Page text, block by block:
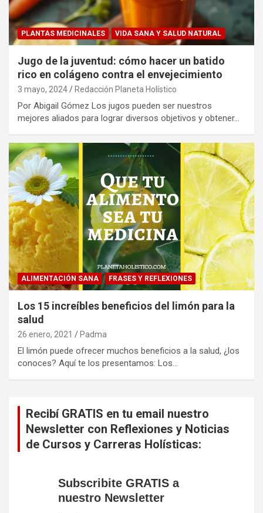
PLANTAS MEDICINALES VIDA SANA Y SALUD NATURAL
Jugo de la juventud: cómo hacer un batido
rico en colágeno contra el envejecimiento
3 mayo, 2024 Redacción Planeta Holístico
Por Abigail Gómez Los jugos pueden ser nuestros
mejores aliados para lograr diversos objetivos y obtener…
ALIMENTACIÓN SANA FRASES Y REFLEXIONES
Los 15 increíbles beneficios del limón para la
salud
26 enero, 2021 Padma
El limón puede ofrecer muchos beneficios a la salud, ¿los
conoces? Aquí te los presentamos: Los…
Recibí GRATIS en tu email nuestro
Newsletter con Reflexiones y Noticias
de Cursos y Carreras Holísticas:
Subscribite GRATIS a
nuestro Newsletter